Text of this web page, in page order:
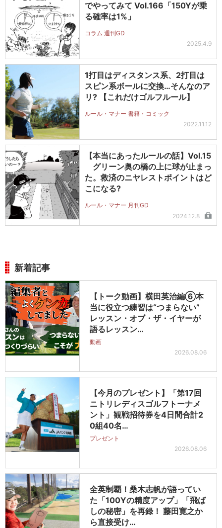
でやってみて Vol.166「150Yが乗
る確率は1%」
コラム 週刊GD
2025.4.9
1打目はディスタンス系、2打目は
スピン系ボールに交換…そんなのア
リ? 【これだけゴルフルール】
ルール・マナー 書籍・コミック
2022.11.12
【本当にあったルールの話】Vol.15
グリーン奥の橋の上に球が止まっ
た。救済のニヤレストポイントはど
こになる?
ルール・マナー 月刊GD
2024.12.8
新着記事
【トーク動画】横田英治編⑥本
当に役立つ練習は“つまらない”
レッスン・オブ・ザ・イヤーが
語るレッスン…
動画
2026.08.06
【今月のプレゼント】「第17回
ニトリレディスゴルフトーナメ
ント」観戦招待券を4日間合計2
0組40名…
プレゼント
2026.08.06
全英制覇！桑木志帆が語ってい
た「100Yの精度アップ」「飛ば
しの秘密」を再録！ 藤田寛之か
ら直接受け…